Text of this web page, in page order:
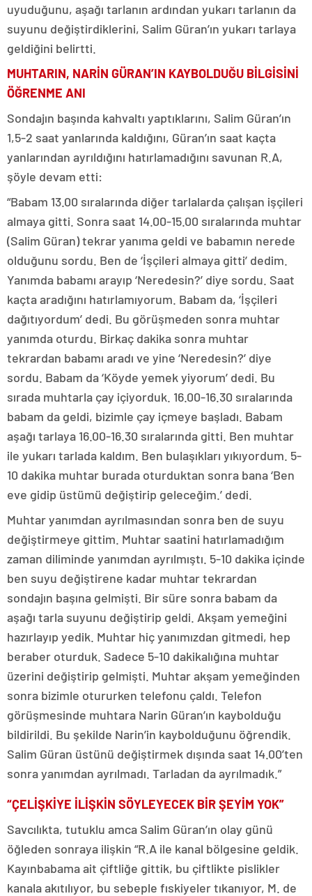
uyuduğunu, aşağı tarlanın ardından yukarı tarlanın da
suyunu değiştirdiklerini, Salim Güran’ın yukarı tarlaya
geldiğini belirtti.
MUHTARIN, NARİN GÜRAN’IN KAYBOLDUĞU BİLGİSİNİ
ÖĞRENME ANI
Sondajın başında kahvaltı yaptıklarını, Salim Güran’ın
1,5-2 saat yanlarında kaldığını, Güran’ın saat kaçta
yanlarından ayrıldığını hatırlamadığını savunan R.A,
şöyle devam etti:
“Babam 13.00 sıralarında diğer tarlalarda çalışan işçileri
almaya gitti. Sonra saat 14.00-15.00 sıralarında muhtar
(Salim Güran) tekrar yanıma geldi ve babamın nerede
olduğunu sordu. Ben de ‘İşçileri almaya gitti’ dedim.
Yanımda babamı arayıp ‘Neredesin?’ diye sordu. Saat
kaçta aradığını hatırlamıyorum. Babam da, ‘İşçileri
dağıtıyordum’ dedi. Bu görüşmeden sonra muhtar
yanımda oturdu. Birkaç dakika sonra muhtar
tekrardan babamı aradı ve yine ‘Neredesin?’ diye
sordu. Babam da ‘Köyde yemek yiyorum’ dedi. Bu
sırada muhtarla çay içiyorduk. 16.00-16.30 sıralarında
babam da geldi, bizimle çay içmeye başladı. Babam
aşağı tarlaya 16.00-16.30 sıralarında gitti. Ben muhtar
ile yukarı tarlada kaldım. Ben bulaşıkları yıkıyordum. 5-
10 dakika muhtar burada oturduktan sonra bana ‘Ben
eve gidip üstümü değiştirip geleceğim.’ dedi.
Muhtar yanımdan ayrılmasından sonra ben de suyu
değiştirmeye gittim. Muhtar saatini hatırlamadığım
zaman diliminde yanımdan ayrılmıştı. 5-10 dakika içinde
ben suyu değiştirene kadar muhtar tekrardan
sondajın başına gelmişti. Bir süre sonra babam da
aşağı tarla suyunu değiştirip geldi. Akşam yemeğini
hazırlayıp yedik. Muhtar hiç yanımızdan gitmedi, hep
beraber oturduk. Sadece 5-10 dakikalığına muhtar
üzerini değiştirip gelmişti. Muhtar akşam yemeğinden
sonra bizimle otururken telefonu çaldı. Telefon
görüşmesinde muhtara Narin Güran’ın kaybolduğu
bildirildi. Bu şekilde Narin’in kaybolduğunu öğrendik.
Salim Güran üstünü değiştirmek dışında saat 14.00’ten
sonra yanımdan ayrılmadı. Tarladan da ayrılmadık.”
“ÇELİŞKİYE İLİŞKİN SÖYLEYECEK BİR ŞEYİM YOK”
Savcılıkta, tutuklu amca Salim Güran’ın olay günü
öğleden sonraya ilişkin “R.A ile kanal bölgesine geldik.
Kayınbabama ait çiftliğe gittik, bu çiftlikte pislikler
kanala akıtılıyor, bu sebeple fıskiyeler tıkanıyor, M. de